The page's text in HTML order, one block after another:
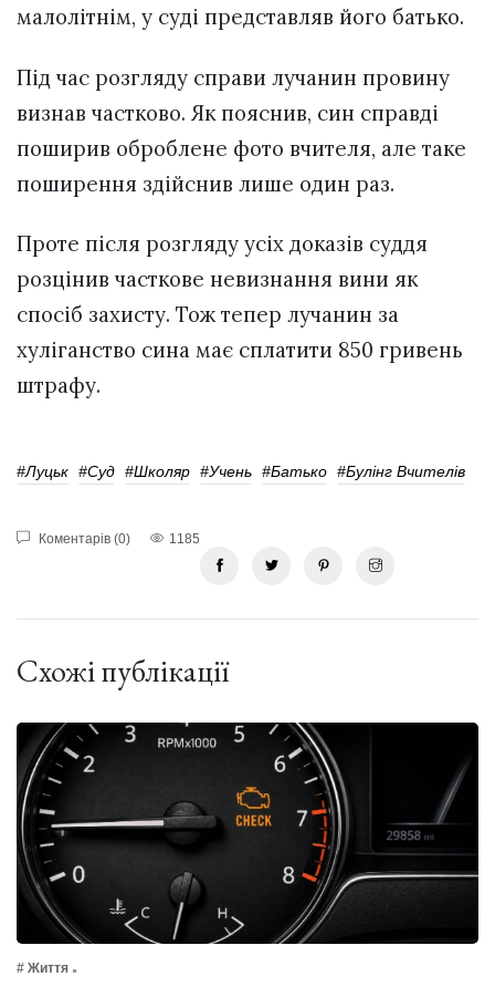
малолітнім, у суді представляв його батько.
Під час розгляду справи лучанин провину
визнав частково. Як пояснив, син справді
поширив оброблене фото вчителя, але таке
поширення здійснив лише один раз.
Проте після розгляду усіх доказів суддя
розцінив часткове невизнання вини як
спосіб захисту. Тож тепер лучанин за
хуліганство сина має сплатити 850 гривень
штрафу.
#Луцьк #суд #школяр #Учень #батько #Булінг Вчителів
Коментарів (0) 1185
Схожі публікації
# Життя